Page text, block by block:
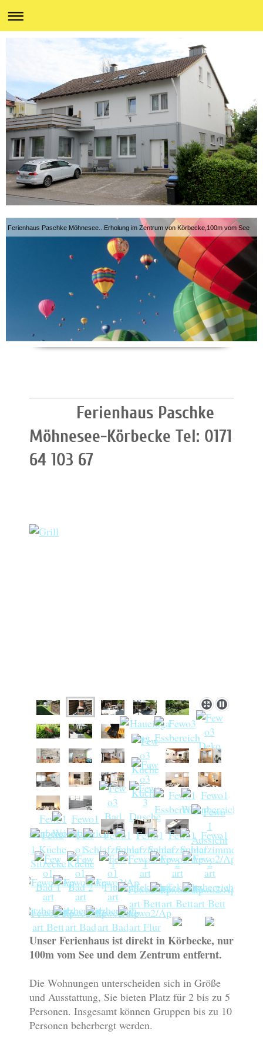
Ferienhaus Paschke Möhnesee...Erholung im Zentrum von Körbecke,100m vom See
Ferienhaus Paschke
Möhnesee-Körbecke Tel: 0171
64 103 67
Unser Ferienhaus ist direkt in Körbecke, nur
100m vom See und dem Zentrum entfernt.
Die Wohnungen unterscheiden sich in Größe
und Ausstattung, Sie bieten Platz für 2 bis zu 5
Personen. Insgesamt können Gruppen bis zu 10
Personen beherbergt werden.